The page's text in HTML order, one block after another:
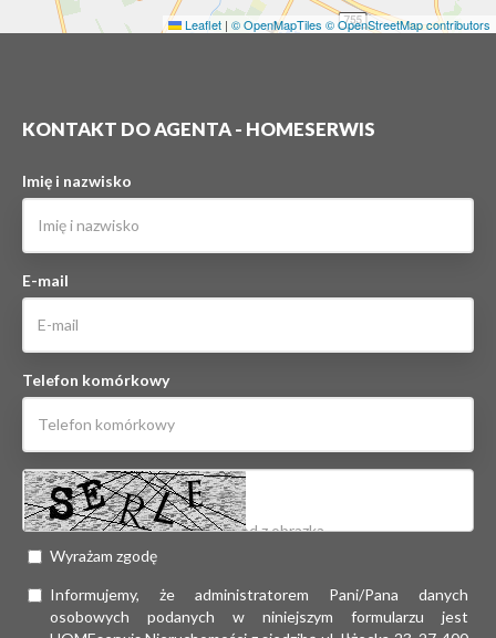
Leaflet | © OpenMapTiles © OpenStreetMap contributors
KONTAKT DO AGENTA - HOMESERWIS
Imię i nazwisko
E-mail
Telefon komórkowy
Wyrażam zgodę
Informujemy, że administratorem Pani/Pana danych
osobowych podanych w niniejszym formularzu jest